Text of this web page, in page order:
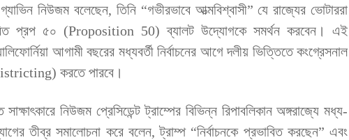
গ্যাভিন নিউজম বলেছেন, তিনি “গভীরভাবে আত্মবিশ্বাসী” যে রাজ্যের ভোটাররা
প্রপ ৫০ (Proposition 50) ব্যালট উদ্যোগকে সমর্থন করবেন। এই
আগামী বছরের মধ্যবর্তী নির্বাচনের আগে দলীয় ভিত্তিতে কংগ্রেসনাল
করতে পারবে।
নিউজম প্রেসিডেন্ট ট্রাম্পের বিভিন্ন রিপাবলিকান অঙ্গরাজ্যে মধ্য-
তীব্র সমালোচনা করে বলেন, ট্রাম্প “নির্বাচনকে প্রভাবিত করছেন” এবং